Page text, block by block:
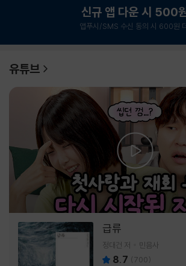
신규 앱 다운 시 500
앱푸시/SMS 수신 동의 시 600원
유튜브
급류
정대건 저 민음사
8.7 (700)